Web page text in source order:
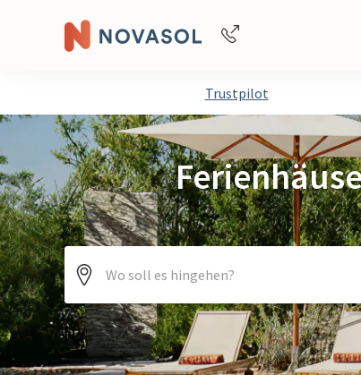
Buchungshilfe per
Trustpilot